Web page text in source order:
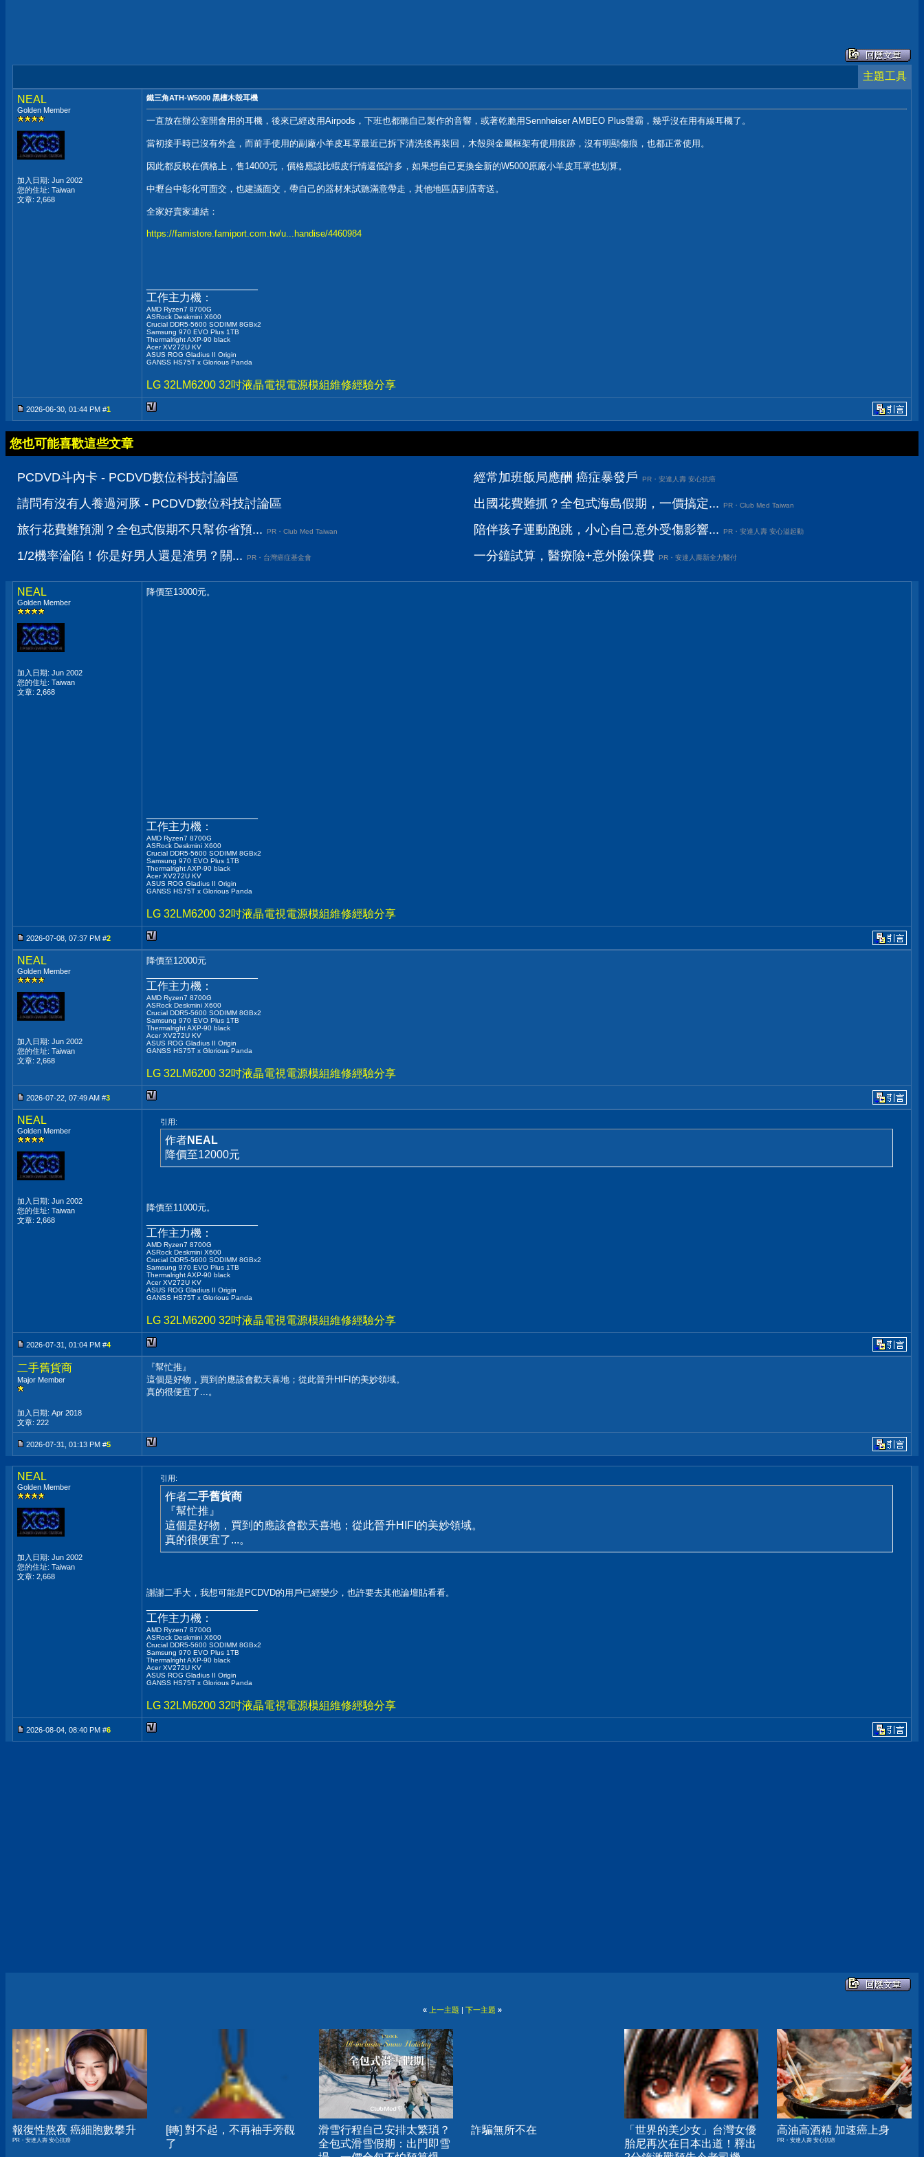
主題工具
NEAL
Golden Member
加入日期: Jun 2002
您的住址: Taiwan
文章: 2,668
鐵三角ATH-W5000 黑檀木殼耳機
一直放在辦公室開會用的耳機，後來已經改用Airpods，下班也都聽自己製作的音響，或著乾脆用Sennheiser AMBEO Plus聲霸，幾乎沒在用有線耳機了。
當初接手時已沒有外盒，而前手使用的副廠小羊皮耳罩最近已拆下清洗後再裝回，木殼與金屬框架有使用痕跡，沒有明顯傷痕，也都正常使用。
因此都反映在價格上，售14000元，價格應該比蝦皮行情還低許多，如果想自己更換全新的W5000原廠小羊皮耳罩也划算。
中壢台中彰化可面交，也建議面交，帶自己的器材來試聽滿意帶走，其他地區店到店寄送。
全家好賣家連結：
https://famistore.famiport.com.tw/u...handise/4460984
工作主力機：
AMD Ryzen7 8700G
ASRock Deskmini X600
Crucial DDR5-5600 SODIMM 8GBx2
Samsung 970 EVO Plus 1TB
Thermalright AXP-90 black
Acer XV272U KV
ASUS ROG Gladius II Origin
GANSS HS75T x Glorious Panda
LG 32LM6200 32吋液晶電視電源模組維修經驗分享
2026-06-30, 01:44 PM #1
您也可能喜歡這些文章
PCDVD斗內卡 - PCDVD數位科技討論區
請問有沒有人養過河豚 - PCDVD數位科技討論區
旅行花費難預測？全包式假期不只幫你省預...
PR・Club Med Taiwan
1/2機率淪陷！你是好男人還是渣男？關... PR・台灣癌症基金會
經常加班飯局應酬 癌症暴發戶 PR・安達人壽 安心抗癌
出國花費難抓？全包式海島假期，一價搞定... PR・Club Med Taiwan
陪伴孩子運動跑跳，小心自己意外受傷影響... PR・安達人壽 安心溢起動
一分鐘試算，醫療險+意外險保費 PR・安達人壽新全力醫付
NEAL
Golden Member
加入日期: Jun 2002
您的住址: Taiwan
文章: 2,668
降價至13000元。
工作主力機：
AMD Ryzen7 8700G
ASRock Deskmini X600
Crucial DDR5-5600 SODIMM 8GBx2
Samsung 970 EVO Plus 1TB
Thermalright AXP-90 black
Acer XV272U KV
ASUS ROG Gladius II Origin
GANSS HS75T x Glorious Panda
LG 32LM6200 32吋液晶電視電源模組維修經驗分享
2026-07-08, 07:37 PM #2
NEAL
Golden Member
加入日期: Jun 2002
您的住址: Taiwan
文章: 2,668
降價至12000元
工作主力機：
AMD Ryzen7 8700G
ASRock Deskmini X600
Crucial DDR5-5600 SODIMM 8GBx2
Samsung 970 EVO Plus 1TB
Thermalright AXP-90 black
Acer XV272U KV
ASUS ROG Gladius II Origin
GANSS HS75T x Glorious Panda
LG 32LM6200 32吋液晶電視電源模組維修經驗分享
2026-07-22, 07:49 AM #3
NEAL
Golden Member
加入日期: Jun 2002
您的住址: Taiwan
文章: 2,668
引用:
作者NEAL
降價至12000元
降價至11000元。
工作主力機：
AMD Ryzen7 8700G
ASRock Deskmini X600
Crucial DDR5-5600 SODIMM 8GBx2
Samsung 970 EVO Plus 1TB
Thermalright AXP-90 black
Acer XV272U KV
ASUS ROG Gladius II Origin
GANSS HS75T x Glorious Panda
LG 32LM6200 32吋液晶電視電源模組維修經驗分享
2026-07-31, 01:04 PM #4
二手舊貨商
Major Member
加入日期: Apr 2018
文章: 222
『幫忙推』
這個是好物，買到的應該會歡天喜地；從此晉升HIFI的美妙領域。
真的很便宜了...。
2026-07-31, 01:13 PM #5
NEAL
Golden Member
加入日期: Jun 2002
您的住址: Taiwan
文章: 2,668
引用:
作者二手舊貨商
『幫忙推』
這個是好物，買到的應該會歡天喜地；從此晉升HIFI的美妙領域。
真的很便宜了...。
謝謝二手大，我想可能是PCDVD的用戶已經變少，也許要去其他論壇貼看看。
工作主力機：
AMD Ryzen7 8700G
ASRock Deskmini X600
Crucial DDR5-5600 SODIMM 8GBx2
Samsung 970 EVO Plus 1TB
Thermalright AXP-90 black
Acer XV272U KV
ASUS ROG Gladius II Origin
GANSS HS75T x Glorious Panda
LG 32LM6200 32吋液晶電視電源模組維修經驗分享
2026-08-04, 08:40 PM #6
« 上一主題 | 下一主題 »
報復性熬夜 癌細胞數攀升
PR・安達人壽 安心抗癌
[轉] 對不起，不再袖手旁觀
了
滑雪行程自己安排太繁瑣？
全包式滑雪假期：出門即雪
詐騙無所不在
「世界的美少女」台灣女優
胎尼再次在日本出道！釋出
高油高酒精 加速癌上身
PR・安達人壽 安心抗癌